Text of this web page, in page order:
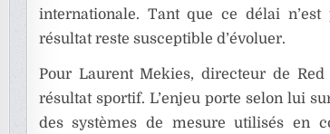
internationale. Tant que ce délai
résultat reste susceptible d’évoluer.
Pour Laurent Mekies, directeur de
résultat sportif. L’enjeu porte selon lui
des systèmes de mesure utilisés en